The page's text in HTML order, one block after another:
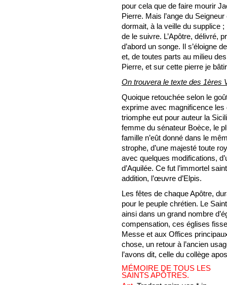
pour cela que de faire mourir
Pierre. Mais l’ange du
dormait, à la veille du supplice
de le suivre. L’Apôtre, délivré,
d’abord un songe. Il s’éloigne
et, de toutes parts au milieu
Pierre, et sur cette pierre je
On trouvera le texte des 1ères
Quoique retouchée selon le
exprime avec magnificence
triomphe eut pour auteur la
femme du sénateur Boèce, le
famille n’eût donné dans le
strophe, d’une majesté toute
avec quelques modifications,
d’Aquilée. Ce fut l’immortel
addition, l’œuvre d’Elpis.
Les fêtes de chaque Apôtre,
pour le peuple chrétien. Le
ainsi dans un grand nombre
compensation, ces églises
Messe et aux Offices
chose, un retour à l’ancien
l’avons dit, celle du collège
MÉMOIRE DE TOUS LES
SAINTS APÔTRES.